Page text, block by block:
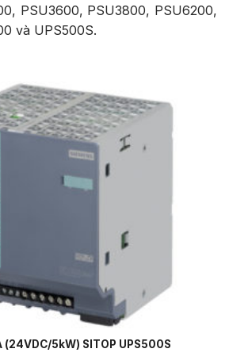
PSU3600, PSU3800, PSU6200,
và UPS500S.
(24VDC/5kW) SITOP UPS500S